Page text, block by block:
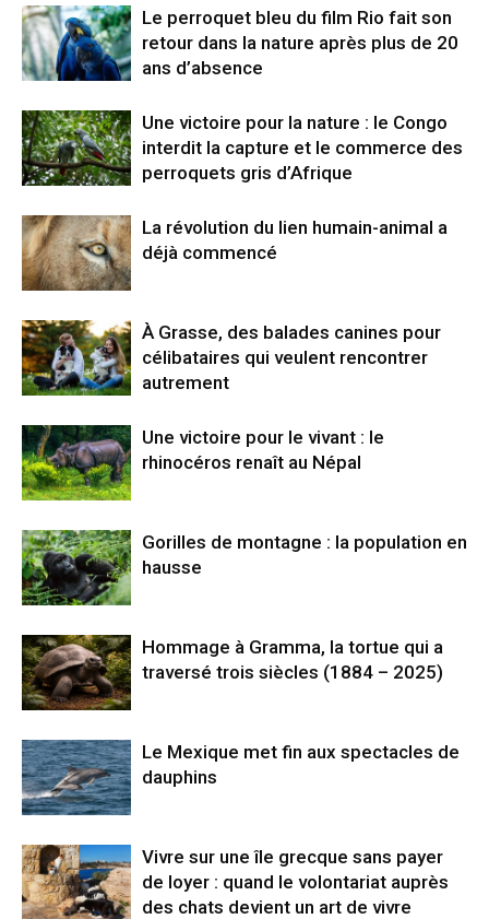
Le perroquet bleu du film Rio fait son
retour dans la nature après plus de 20
ans d’absence
Une victoire pour la nature : le Congo
interdit la capture et le commerce des
perroquets gris d’Afrique
La révolution du lien humain-animal a
déjà commencé
À Grasse, des balades canines pour
célibataires qui veulent rencontrer
autrement
Une victoire pour le vivant : le
rhinocéros renaît au Népal
Gorilles de montagne : la population en
hausse
Hommage à Gramma, la tortue qui a
traversé trois siècles (1884 – 2025)
Le Mexique met fin aux spectacles de
dauphins
Vivre sur une île grecque sans payer
de loyer : quand le volontariat auprès
des chats devient un art de vivre